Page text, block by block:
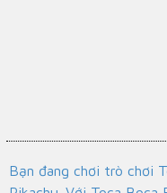
Bạn đang chơi trò chơi